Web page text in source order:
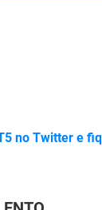
no Twitter e